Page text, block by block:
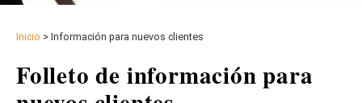
Inicio > Información para nuevos clientes
Folleto de información para